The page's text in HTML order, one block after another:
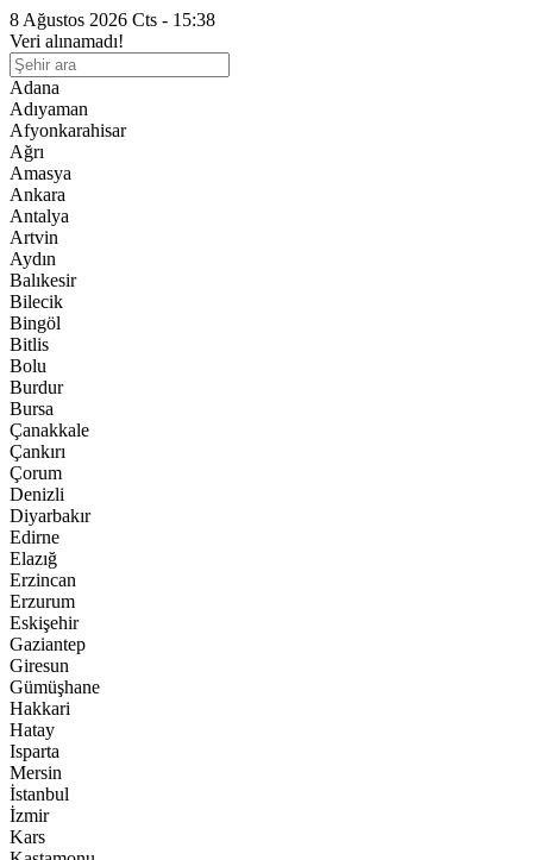
8 Ağustos 2026 Cts - 15:38
Veri alınamadı!
Adana
Adıyaman
Afyonkarahisar
Ağrı
Amasya
Ankara
Antalya
Artvin
Aydın
Balıkesir
Bilecik
Bingöl
Bitlis
Bolu
Burdur
Bursa
Çanakkale
Çankırı
Çorum
Denizli
Diyarbakır
Edirne
Elazığ
Erzincan
Erzurum
Eskişehir
Gaziantep
Giresun
Gümüşhane
Hakkari
Hatay
Isparta
Mersin
İstanbul
İzmir
Kars